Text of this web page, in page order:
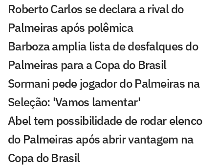
Roberto Carlos se declara a rival do
Palmeiras após polêmica
Barboza amplia lista de desfalques do
Palmeiras para a Copa do Brasil
Sormani pede jogador do Palmeiras na
Seleção: 'Vamos lamentar'
Abel tem possibilidade de rodar elenco
do Palmeiras após abrir vantagem na
Copa do Brasil